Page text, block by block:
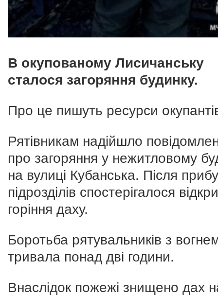
В окупованому Лисичанську
сталося загоряння будинку.
Про це пишуть ресурси
Рятівникам надійшло
про загоряння у нежитловому
на вулиці Кубанська. Після
підрозділів спостерігалося
горіння даху.
Боротьба рятувальників з
тривала понад дві години.
Внаслідок пожежі знищено дах